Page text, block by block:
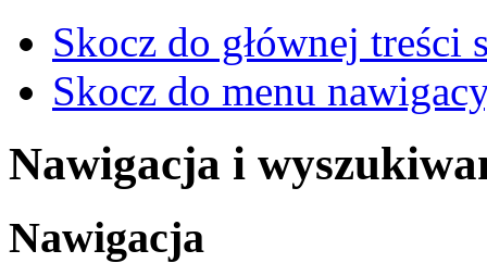
Skocz do głównej treści
Skocz do menu
Nawigacja i
Nawigacja